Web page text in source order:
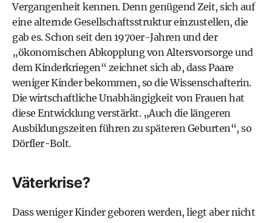
Vergangenheit kennen. Denn genügend Zeit, sich auf
eine alternde Gesellschaftsstruktur einzustellen, die
gab es. Schon seit den 1970er-Jahren und der
„ökonomischen Abkopplung von Altersvorsorge und
dem Kinderkriegen“ zeichnet sich ab, dass Paare
weniger Kinder bekommen, so die Wissenschafterin.
Die wirtschaftliche Unabhängigkeit von Frauen hat
diese Entwicklung verstärkt. „Auch die längeren
Ausbildungszeiten führen zu späteren Geburten“, so
Dörfler-Bolt.
Väterkrise?
Dass weniger Kinder geboren werden, liegt aber nicht